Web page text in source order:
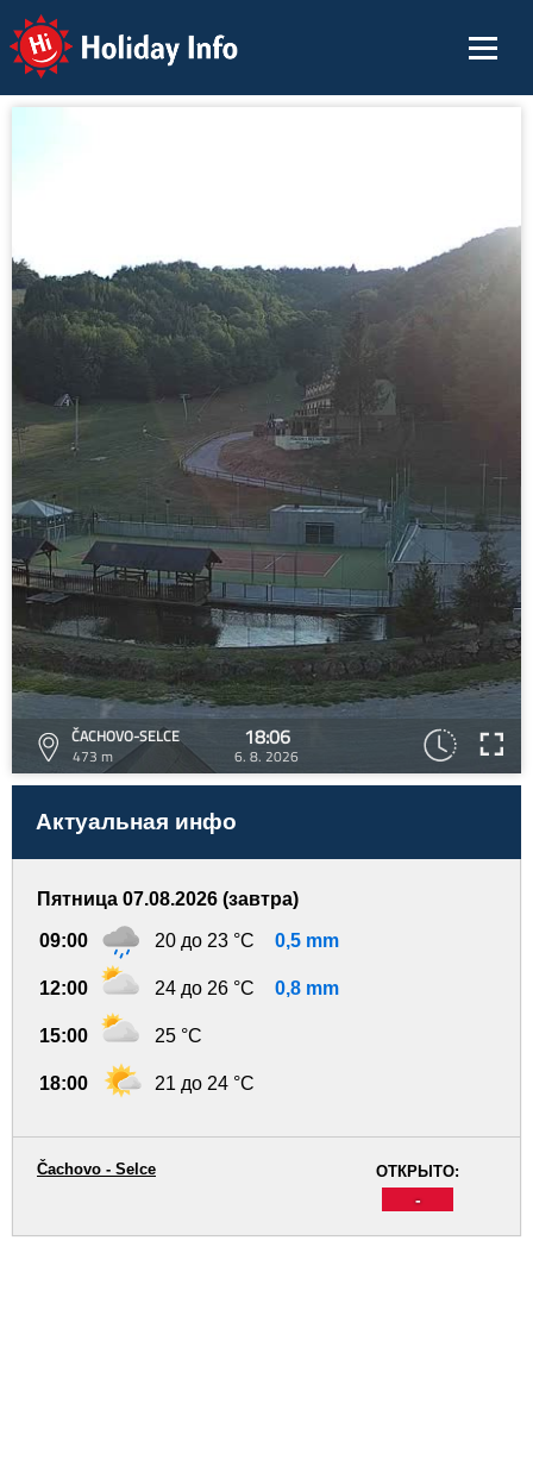
Holiday Info
ČACHOVO-SELCE
473 m
18:06
6. 8. 2026
Актуальная инфо
Пятница 07.08.2026 (завтра)
09:00 20 до 23 °C 0,5 mm
12:00 24 до 26 °C 0,8 mm
15:00 25 °C
18:00 21 до 24 °C
ОТКРЫТО:
-
Čachovo - Selce